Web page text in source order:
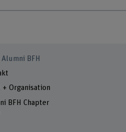
BFH
+ Organisation
BFH Chapter